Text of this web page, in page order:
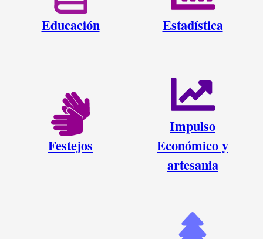
Educación Estadística
Festejos
Impulso
Económico y
artesania